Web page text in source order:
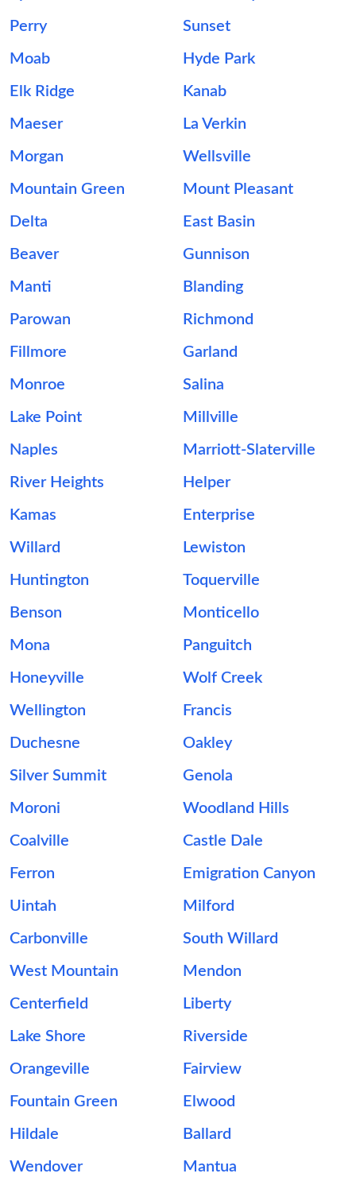
Perry Sunset
Moab Hyde Park
Elk Ridge Kanab
Maeser La Verkin
Morgan Wellsville
Mountain Green Mount Pleasant
Delta East Basin
Beaver Gunnison
Manti Blanding
Parowan Richmond
Fillmore Garland
Monroe Salina
Lake Point Millville
Naples Marriott-Slaterville
River Heights Helper
Kamas Enterprise
Willard Lewiston
Huntington Toquerville
Benson Monticello
Mona Panguitch
Honeyville Wolf Creek
Wellington Francis
Duchesne Oakley
Silver Summit Genola
Moroni Woodland Hills
Coalville Castle Dale
Ferron Emigration Canyon
Uintah Milford
Carbonville South Willard
West Mountain Mendon
Centerfield Liberty
Lake Shore Riverside
Orangeville Fairview
Fountain Green Elwood
Hildale Ballard
Wendover Mantua